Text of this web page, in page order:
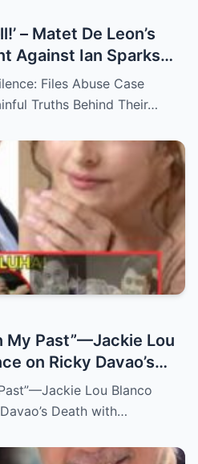
– Matet De Leon’s
Against Ian Sparks
Family Secrets and
Files Abuse Case
Truths Behind Their…
My Past”—Jackie Lou
on Ricky Davao’s
Farewell Lou Blanco
Death with…